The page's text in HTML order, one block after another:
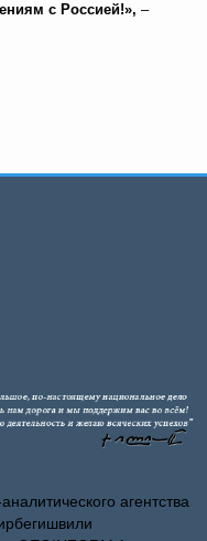
с Россией!», –
агентства